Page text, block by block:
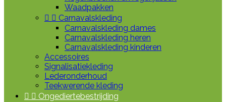
Waadpakken
  Carnavalskleding
Carnavalskleding dames
Carnavalskleding heren
Carnavalskleding kinderen
Accessoires
Signalisatiekleding
Lederonderhoud
Teekwerende kleding
  Ongediertebestrijding